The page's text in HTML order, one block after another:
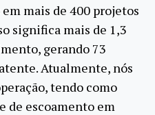
mais de 400 projetos
significa mais de 1,3
gerando 73
Atualmente, nós
tendo como
de escoamento em